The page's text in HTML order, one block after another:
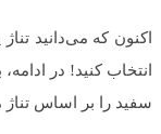
اکنون که می‌دانید
انتخاب کنید! در
سفید را بر اساس